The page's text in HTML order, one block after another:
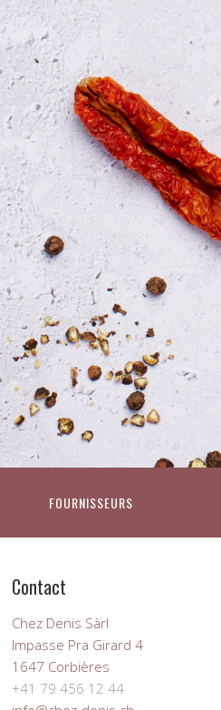
FOURNISSEURS
Contact
Chez Denis Sàrl
Impasse Pra Girard 4
1647 Corbières
+41 79 456 12 44